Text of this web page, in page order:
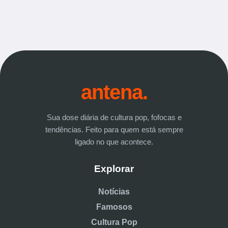
antena.
Sua dose diária de cultura pop, fofocas e
tendências. Feito para quem está sempre
ligado no que acontece.
Explorar
Notícias
Famosos
Cultura Pop